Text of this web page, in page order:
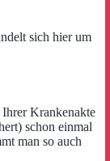
sich hier um
Krankenakte
schon einmal
man so auch